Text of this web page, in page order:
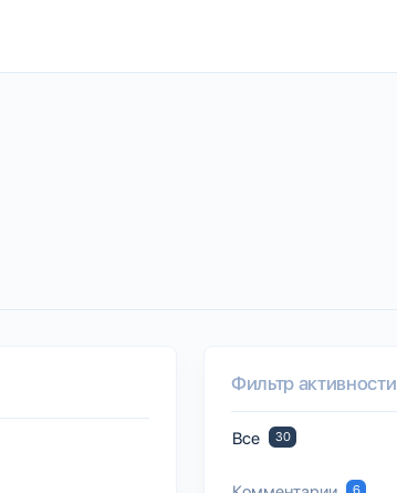
Фильтр активности
Все 30
6